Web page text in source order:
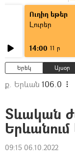
Ուղիղ եթեր
Լուրեր
14:00 11 ր
Երեկ Այսօր
ք. Երևան 106.0
Տևական
09:15 06.10.2022